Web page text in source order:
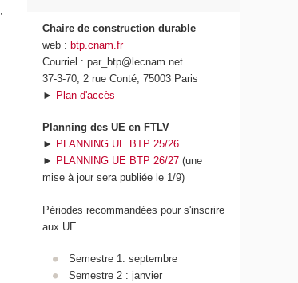
Chaire de construction durable
web :btp.cnam.fr
Courriel : par_btp@lecnam.net
37-3-70, 2 rue Conté, 75003 Paris
► Plan d'accès
Planning des UE en FTLV
► PLANNING UE BTP 25/26
► PLANNING UE BTP 26/27 (une
mise à jour sera publiée le 1/9)
Périodes recommandées pour s'inscrire
aux UE
Semestre 1: septembre
Semestre 2 : janvier